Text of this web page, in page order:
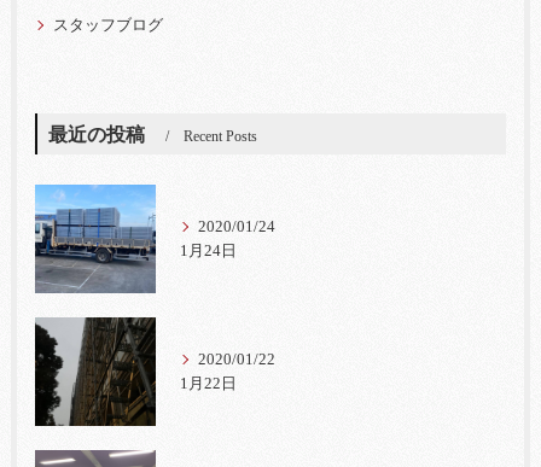
スタッフブログ
最近の投稿 Recent Posts
2020/01/24
1月24日
2020/01/22
1月22日